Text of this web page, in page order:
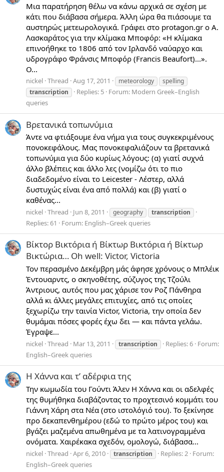
Μια παρατήρηση θέλω να κάνω αρχικά σε σχέση με
κάτι που διάβασα σήμερα. Άλλη ώρα θα πιάσουμε τα
αυστηρώς μετεωρολογικά. Γράφει στο protagon.gr ο Α.
Λασκαράτος για την κλίμακα Μποφόρ: «Η κλίμακα
επινοήθηκε το 1806 από τον Ιρλανδό ναύαρχο και
υδρογράφο Φράνσις Μποφόρ (Francis Beaufort)...».
Ο...
nickel Thread Aug 17, 2011 meteorology
spelling
transcription
Replies: 5 Forum: Modern Greek–English
queries
Βρετανικά τοπωνύμια
Άντε να φτιάξουμε ένα νήμα για τους συγκεκριμένους
πονοκεφάλους. Μας πονοκεφαλιάζουν τα βρετανικά
τοπωνύμια για δύο κυρίως λόγους: (α) γιατί συχνά
άλλο βλέπεις και άλλο λες (νομίζω ότι το πιο
διαδεδομένο είναι το Leicester - Λέστερ, αλλά
δυστυχώς είναι ένα από πολλά) και (β) γιατί ο
καθένας...
nickel Thread Jun 8, 2011 geography transcription
Replies: 61 Forum: English–Greek queries
Βίκτορ Βικτόρια ή Βίκτωρ Βικτόρια ή Βίκτωρ
Βικτώρια… Oh well: Victor, Victoria
Τον περασμένο Δεκέμβρη μάς άφησε χρόνους ο Μπλέικ
Έντουαρντς, ο σκηνοθέτης, σύζυγος της Τζούλι
Άντριους, αυτός που μας χάρισε τον Ροζ Πάνθηρα
αλλά κι άλλες μεγάλες επιτυχίες, από τις οποίες
ξεχωρίζω την ταινία Victor, Victoria, την οποία δεν
θυμάμαι πόσες φορές έχω δει — και πάντα γελάω.
Έγραψε...
nickel Thread Mar 13, 2011 transcription Replies: 6 Forum:
English–Greek queries
Η Χάννα και τ’ αδέρφια της
Την κωμωδία του Γούντι Άλεν Η Χάννα και οι αδελφές
της θυμήθηκα διαβάζοντας το προχτεσινό κομμάτι του
Γιάννη Χάρη στα Νέα (στο ιστολόγιό του). Το ξεκίνησε
προ δεκαπενθημέρου (εδώ το πρώτο μέρος του) και
βγάζει μαζεμένα απωθημένα με τα λατινογραμμένα
ονόματα. Χαιρέκακα σχεδόν, ομολογώ, διάβασα...
nickel Thread Apr 6, 2010 transcription Replies: 2 Forum:
English–Greek queries